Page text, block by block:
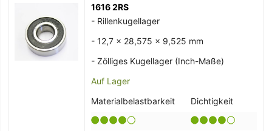
1616 2RS
- Rillenkugellager
- 12,7 x 28,575 x 9,525 mm
- Zölliges Kugellager (Inch-Maße)
Auf Lager
Materialbelastbarkeit
Dichtigkeit